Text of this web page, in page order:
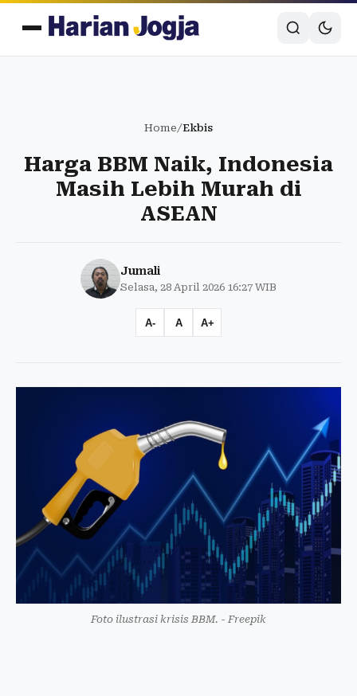
Home/Ekbis
Harga BBM Naik, Indonesia
Masih Lebih Murah di
ASEAN
Jumali
Selasa, 28 April 2026 16:27 WIB
A- A A+
Foto ilustrasi krisis BBM. - Freepik